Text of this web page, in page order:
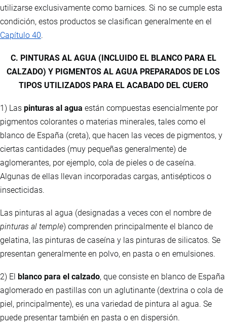
utilizarse exclusivamente como barnices. Si no se cumple esta
condición, estos productos se clasifican generalmente en el
Capítulo 40.
C. PINTURAS AL AGUA (INCLUIDO EL BLANCO PARA EL
CALZADO) Y PIGMENTOS AL AGUA PREPARADOS DE LOS
TIPOS UTILIZADOS PARA EL ACABADO DEL CUERO
1) Las pinturas al agua están compuestas esencialmente por
pigmentos colorantes o materias minerales, tales como el
blanco de España (creta), que hacen las veces de pigmentos, y
ciertas cantidades (muy pequeñas generalmente) de
aglomerantes, por ejemplo, cola de pieles o de caseína.
Algunas de ellas llevan incorporadas cargas, antisépticos o
insecticidas.
Las pinturas al agua (designadas a veces con el nombre de
pinturas al temple) comprenden principalmente el blanco de
gelatina, las pinturas de caseína y las pinturas de silicatos. Se
presentan generalmente en polvo, en pasta o en emulsiones.
2) El blanco para el calzado, que consiste en blanco de España
aglomerado en pastillas con un aglutinante (dextrina o cola de
piel, principalmente), es una variedad de pintura al agua. Se
puede presentar también en pasta o en dispersión.